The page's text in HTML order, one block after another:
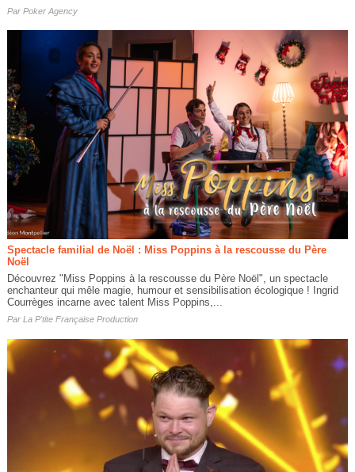
Par Poker Agency
Spectacle familial de Noël : Miss Poppins à la rescousse du Père
Noël
Découvrez "Miss Poppins à la rescousse du Père Noël", un spectacle
enchanteur qui mêle magie, humour et sensibilisation écologique ! Ingrid
Courrèges incarne avec talent Miss Poppins,...
Par La P'tite Française Production